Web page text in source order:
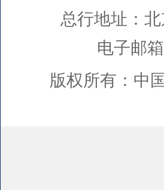
总行地址：
电子邮
版权所有：中